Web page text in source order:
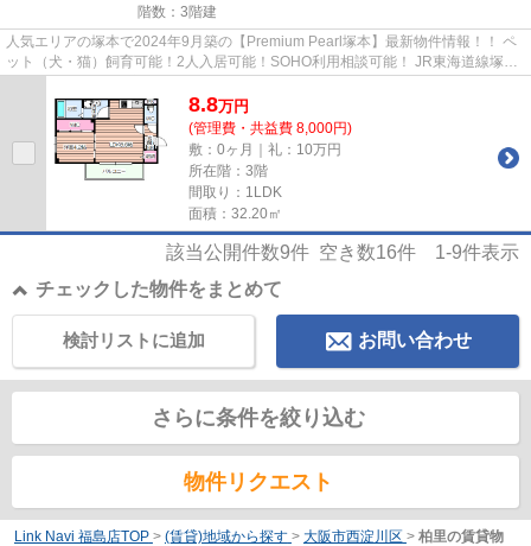
階数：3階建
人気エリアの塚本で2024年9月築の【Premium Pearl塚本】最新物件情報！！ ペ
ット（犬・猫）飼育可能！2人入居可能！SOHO利用相談可能！ JR東海道線塚本
8.8万円
(管理費・共益費 8,000円)
敷：0ヶ月｜礼：10万円
所在階：3階
間取り：1LDK
面積：32.20㎡
該当公開件数9件 空き数16件 1-9件表示
チェックした物件をまとめて
お問い合わせ
検討リストに追加
さらに条件を絞り込む
物件リクエスト
Link Navi 福島店TOP > (賃貸)地域から探す > 大阪市西淀川区 > 柏里の賃貸物